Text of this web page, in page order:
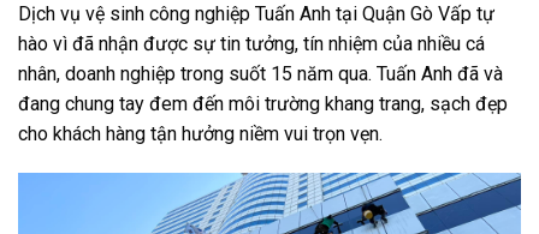
Dịch vụ vệ sinh công nghiệp Tuấn Anh tại Quận Gò Vấp tự
hào vì đã nhận được sự tin tưởng, tín nhiệm của nhiều cá
nhân, doanh nghiệp trong suốt 15 năm qua. Tuấn Anh đã và
đang chung tay đem đến môi trường khang trang, sạch đẹp
cho khách hàng tận hưởng niềm vui trọn vẹn.